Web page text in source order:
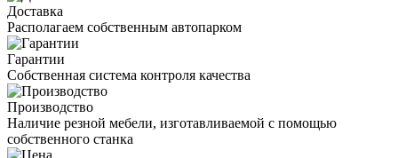
Доставка
Располагаем собственным автопарком
Гарантии
Собственная система контроля качества
Производство
Наличие резной мебели, изготавливаемой с помощью
собственного станка